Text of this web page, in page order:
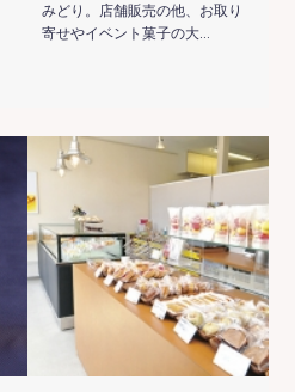
みどり。店舗販売の他、お取り
寄せやイベント菓子の大…